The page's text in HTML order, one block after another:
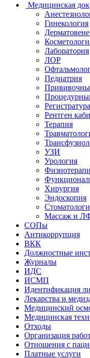
Медицинская
Гинекология
Лаборатория
ЛОР
Педиатрия
Регистратура
Рентген
Терапия
УЗИ
Урология
Хирургия
Эндоскопия
Массаж и
СОПы
Антикоррупция
ВКК
Должностные
Журналы
ИДС
ИСМП
Идентификация
Лекарства и
Медицинский
Медицинская
Отходы
Организация
Отношения с
Платные услуги